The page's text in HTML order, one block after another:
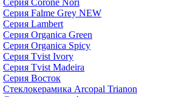
Серия Corone Nori
Серия Falme Grey NEW
Серия Lambert
Серия Organica Green
Серия Organica Spicy
Серия Tvist Ivory
Серия Tvist Madeira
Серия Восток
Стеклокерамика Arcopal Trianon